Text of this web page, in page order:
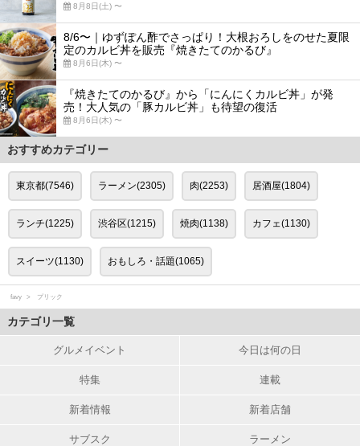
8月8日(土) 〜
8/6〜｜ゆずぽん酢でさっぱり！大根おろしをのせた夏限
定のカルビ丼を販売『焼きたてのかるび』
8月6日(木) 〜
『焼きたてのかるび』から「にんにくカルビ丼」が発
売！大人気の「豚カルビ丼」も待望の復活
8月6日(木) 〜
おすすめカテゴリー
東京都(7546) ラーメン(2305) 肉(2253) 居酒屋(1804)
ランチ(1225) 渋谷区(1215) 焼肉(1138) カフェ(1130)
スイーツ(1130) おもしろ・話題(1065)
favy プリック
カテゴリ一覧
グルメイベント 今日は何の日
特集 連載
新着情報 新着店舗
サブスク ラーメン